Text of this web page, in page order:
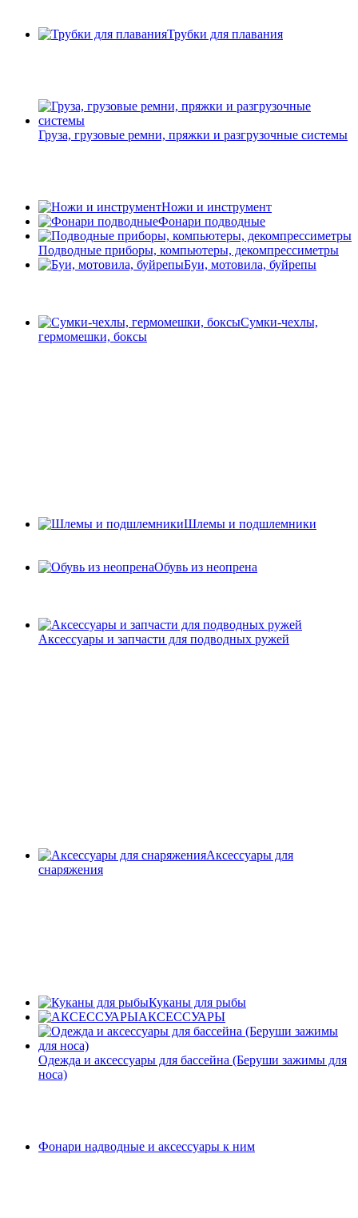
Трубки для плавания
Груза, грузовые ремни, пряжки и разгрузочные системы
Ножи и инструмент
Фонари подводные
Подводные приборы, компьютеры, декомпрессиметры
Буи, мотовила, буйрепы
Сумки-чехлы,
гермомешки, боксы
Шлемы и подшлемники
Обувь из неопрена
Аксессуары и запчасти для подводных ружей
Аксессуары для
снаряжения
Куканы для рыбы
АКСЕССУАРЫ
Одежда и аксессуары для бассейна (Беруши зажимы для
носа)
Фонари надводные и аксессуары к ним